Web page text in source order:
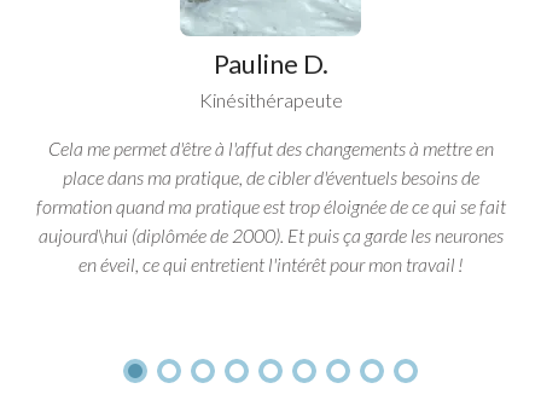
Pauline D.
Kinésithérapeute
Cela me permet d'être à l'affut des changements à mettre en
place dans ma pratique, de cibler d'éventuels besoins de
formation quand ma pratique est trop éloignée de ce qui se fait
aujourd\hui (diplômée de 2000). Et puis ça garde les neurones
en éveil, ce qui entretient l'intérêt pour mon travail !